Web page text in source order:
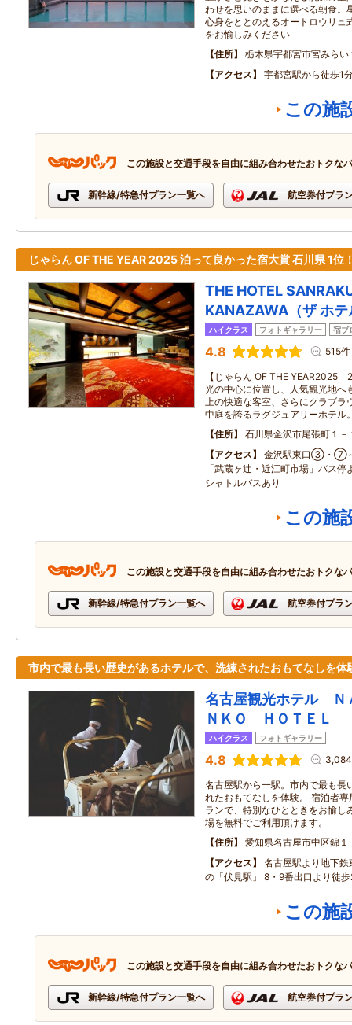
わせを思いのままに選べる朝食。
心身をととのえるオートロウリュ
をお愉しみください
住所
栃木県宇都宮市宮みらい
アクセス
宇都宮駅から徒歩1
この施
この施設と交通手段を自由に組み合わせたおトクな
新幹線/特急付プラン一覧へ 航空券付プラ
じゃらん OF THE YEAR 2025 泊って良かった宿大賞 石川県 1位
THE HOTEL
KANAZAWA（ザ ホテ
ハイクラス フォトギャラリー 宿ブ
4.8 515件
【じゃらん OF THE YEAR2025
光の中心に位置し、人気観光地へ
上の快適な客室、さらにクラブラ
中庭を誇るラグジュアリーホテル
住所
石川県金沢市尾張町１－
アクセス
金沢駅東口③・⑦
「武蔵ヶ辻・近江町市場」バス
シャトルバスあり
この施
この施設と交通手段を自由に組み合わせたおトクな
新幹線/特急付プラン一覧へ 航空券付プラ
市内で最も長い歴史があるホテルで、洗練されたおもてなしを体
名古屋観光ホテル
ＮＫＯ ＨＯＴＥＬ
ハイクラス フォトギャラリー
4.8
名古屋駅から一駅。市内で最も長
れたおもてなしを体験。 宿泊者
ランで、特別なひとときをお愉し
場を無料でご利用頂けます。
住所
愛知県名古屋市中区錦
アクセス
名古屋駅より地下
の「伏見駅」 8・9番出口より徒
この施
この施設と交通手段を自由に組み合わせたおトクな
新幹線/特急付プラン一覧へ 航空券付プラ